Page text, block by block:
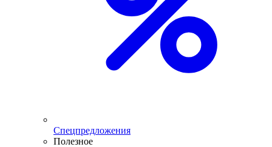
Спецпредложения
Полезное